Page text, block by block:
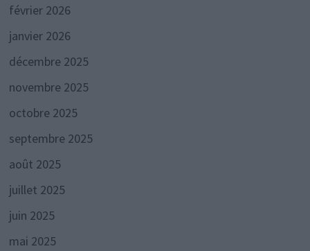
février 2026
janvier 2026
décembre 2025
novembre 2025
octobre 2025
septembre 2025
août 2025
juillet 2025
juin 2025
mai 2025